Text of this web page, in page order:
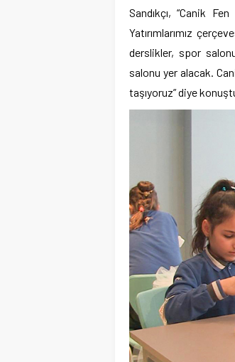
Sandıkçı, “Canik
Yatırımlarımız
derslikler, spor
salonu yer alacak.
taşıyoruz” diye